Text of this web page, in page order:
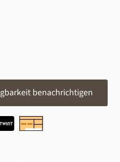
benachrichtigen